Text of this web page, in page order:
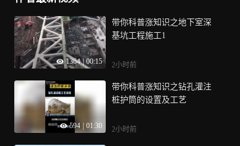
1364 | 00:15
带你科普涨知识之地下室深
基坑工程施工1
2小时前
594 01:30
带你科普涨知识之钻孔灌注
桩护筒的设置及工艺
2小时前